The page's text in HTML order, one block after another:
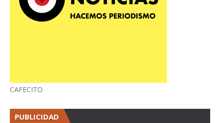
CAFECITO
PUBLICIDAD